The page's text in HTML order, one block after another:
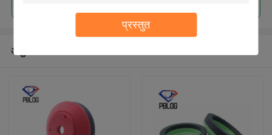
प्रस्तुत
अनुशंसित उत्पाद